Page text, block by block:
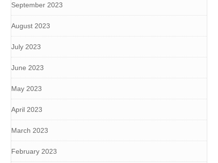
September 2023
August 2023
July 2023
June 2023
May 2023
April 2023
March 2023
February 2023